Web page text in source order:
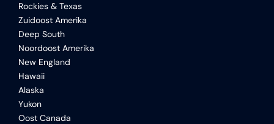
Rockies & Texas
Zuidoost Amerika
Deep South
Noordoost Amerika
New England
Hawaii
Alaska
Yukon
Oost Canada